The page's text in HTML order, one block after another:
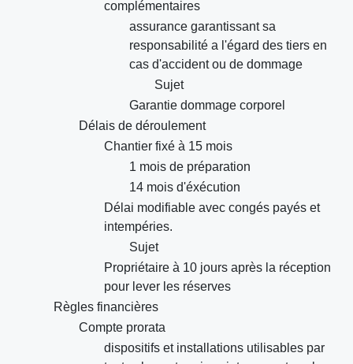
complémentaires
assurance garantissant sa
responsabilité a l'égard des tiers en
cas d'accident ou de dommage
Sujet
Garantie dommage corporel
Délais de déroulement
Chantier fixé à 15 mois
1 mois de préparation
14 mois d'éxécution
Délai modifiable avec congés payés et
intempéries.
Sujet
Propriétaire à 10 jours après la réception
pour lever les réserves
Règles financières
Compte prorata
dispositifs et installations utilisables par